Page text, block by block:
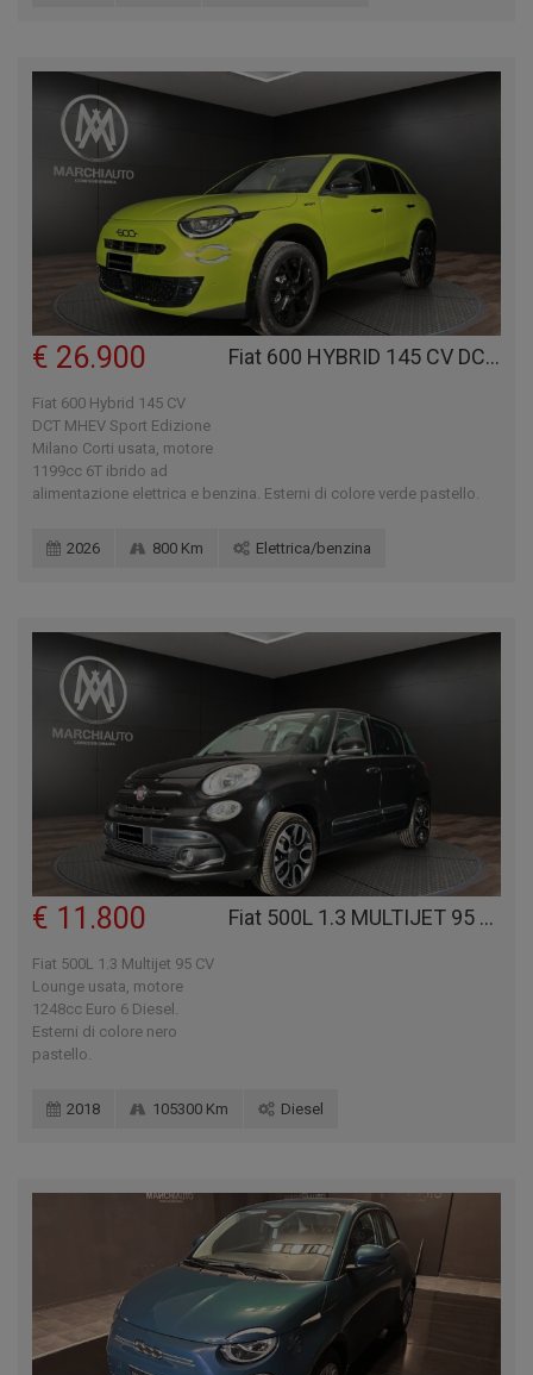
Fiat 600 HYBRID 145 CV DCT MHEV SPORT EDIZIONE MILANO CORTI
€ 26.900
Fiat 600 Hybrid 145 CV
DCT MHEV Sport Edizione
Milano Corti usata, motore
1199cc 6T ibrido ad
alimentazione elettrica e benzina. Esterni di colore verde pastello.
2026 800 Km Elettrica/benzina
Fiat 500L 1.3 MULTIJET 95 CV LOUNGE
€ 11.800
Fiat 500L 1.3 Multijet 95 CV
Lounge usata, motore
1248cc Euro 6 Diesel.
Esterni di colore nero
pastello.
2018 105300 Km Diesel